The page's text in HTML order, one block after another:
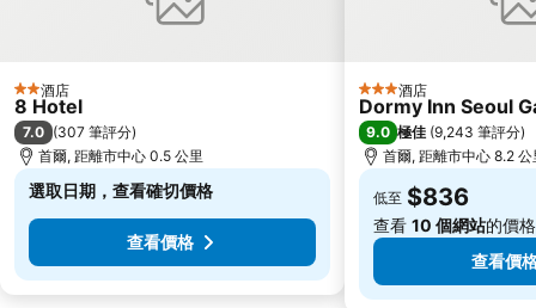
Songdo
Sadang
Junggu
Lotte - Main
Jung Gu
木洞棒球場
Kintex
Munhak Baseball Stadium
2 星級
酒店
8 Hotel
7.0 (307 筆評分)
首爾, 距離市中心 0.5 公里
選取日期，查看確切價格
查看價格
3 星級酒店
Dormy Inn Seoul
9.0 極佳 (9,243 筆評分)
首爾, 距離市中心 8.2 公
低至 $836
查看 10 個網站的價格
查看價